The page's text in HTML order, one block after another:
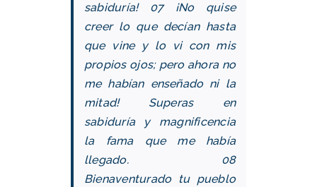
sabiduría! 07 ¡No quise
creer lo que decían hasta
que vine y lo vi con mis
propios ojos; pero ahora no
me habían enseñado ni la
mitad! Superas en
sabiduría y magnificencia
la fama que me había
llegado. 08
Bienaventurado tu pueblo